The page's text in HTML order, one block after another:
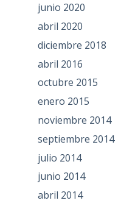
junio 2020
abril 2020
diciembre 2018
abril 2016
octubre 2015
enero 2015
noviembre 2014
septiembre 2014
julio 2014
junio 2014
abril 2014